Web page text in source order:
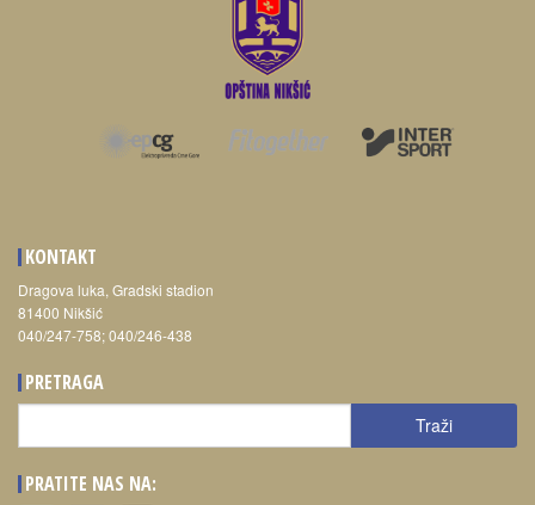
KONTAKT
Dragova luka, Gradski stadion
81400 Nikšić
040/247-758; 040/246-438
PRETRAGA
Traži
PRATITE NAS NA: